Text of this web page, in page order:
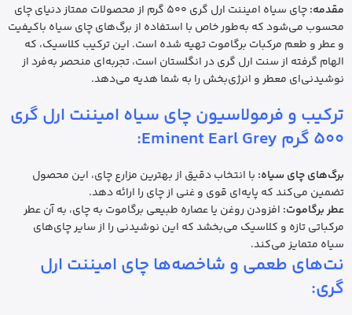
مقدمه:
چای سیاه امیننت ارل گری 500 گرم از محصولات ممتاز دنیای چای
محسوب می‌شود که به‌طور خاص با استفاده از برگ‌های چای سیاه باکیفیت
و عطر و طعم مرکبات برگاموت تهیه شده است. این ترکیب کلاسیک، که
الهام گرفته از سنت ارل گری در انگلستان است، تجربه‌ای منحصر به‌فرد از
نوشیدنی‌ای معطر و انرژی‌بخش را به شما هدیه می‌دهد.
ترکیب و فرمولاسیون چای سیاه امیننت ارل گری
500 گرم Eminent Earl Grey:
برگ‌های چای سیاه: با انتخاب دقیق از بهترین مزارع چای، این محصول
تضمین می‌کند که پایه‌ای قوی و غنی از چای را ارائه دهد.
عطر برگاموت: افزودن روغن یا عصاره طبیعی برگاموت به چای، به آن عطر
مرکباتی تازه و کلاسیک می‌بخشد که این نوشیدنی را از سایر چای‌های
سیاه متمایز می‌کند.
نت‌های طعمی و شاخصه‌ها چای امیننت ارل
گری: